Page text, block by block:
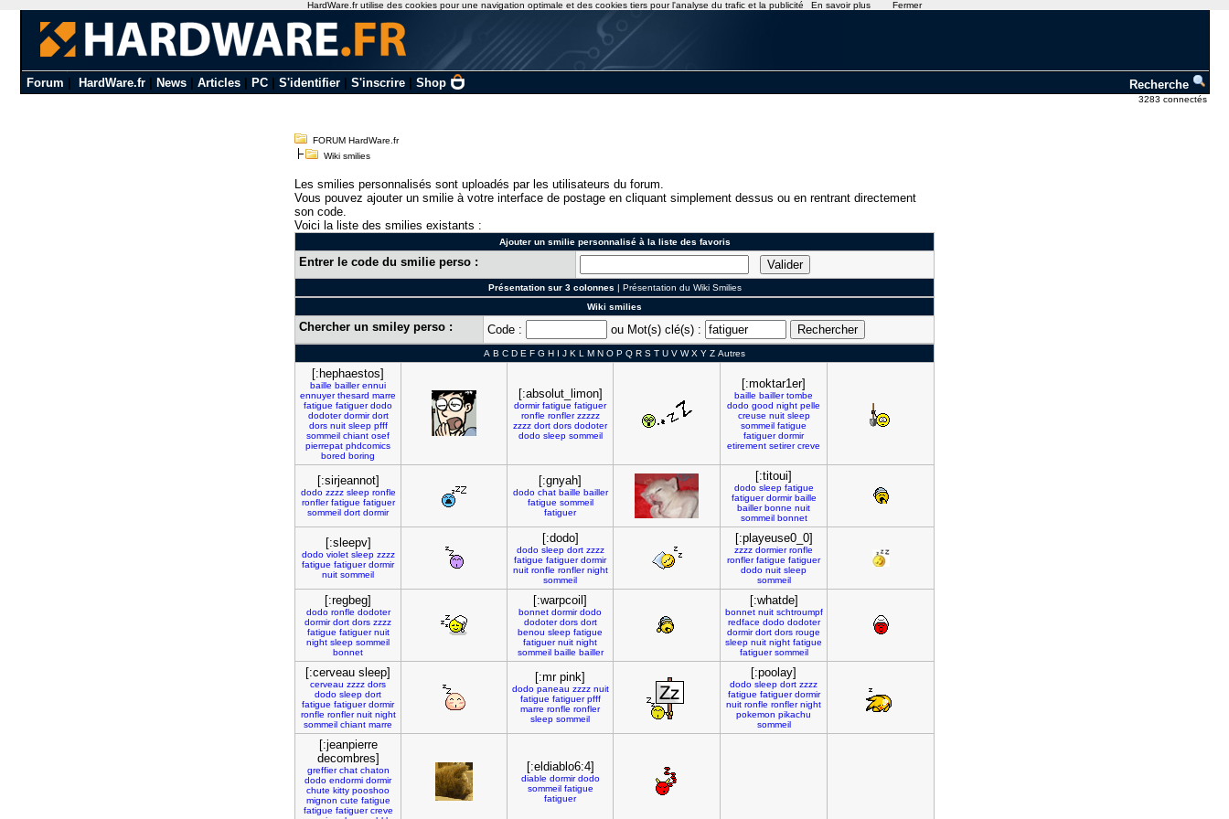
Forum HardWare.fr| News| Articles| PC| S'identifier| S'inscrire| Shop Recherche
3283 connectés
FORUM HardWare.fr
Wiki smilies
Les smilies personnalisés sont uploadés par les utilisateurs du forum.
Vous pouvez ajouter un smilie à votre interface de postage en cliquant simplement dessus ou en rentrant directement
son code.
Voici la liste des smilies existants :
Ajouter un smilie personnalisé à la liste des favoris
Entrer le code du smilie perso :
Présentation sur 3 colonnes | Présentation du Wiki Smilies
Wiki smilies
Chercher un smiley perso : Code : ou Mot(s) clé(s) :
A B C D E F G H I J K L M N O P Q R S T U V W X Y Z Autres
[:hephaestos]
baille bailler ennui
ennuyer thesard marre
fatigue fatiguer dodo
dodoter dormir dort
dors nuit sleep pfff
sommeil chiant osef
pierrepat phdcomics
bored boring
[:absolut_limon]
dormir fatigue fatiguer
ronfle ronfler zzzzz
zzzz dort dors dodoter
dodo sleep sommeil
[:moktar1er]
baille bailler tombe
dodo good night pelle
creuse nuit sleep
sommeil fatigue
fatiguer dormir
etirement setirer creve
[:sirjeannot]
dodo zzzz sleep ronfle
ronfler fatigue fatiguer
sommeil dort dormir
[:gnyah]
dodo chat baille bailler
fatigue sommeil
fatiguer
[:titoui]
dodo sleep fatigue
fatiguer dormir baille
bailler bonne nuit
sommeil bonnet
[:sleepv]
dodo violet sleep zzzz
fatigue fatiguer dormir
nuit sommeil
[:dodo]
dodo sleep dort zzzz
fatigue fatiguer dormir
nuit ronfle ronfler night
sommeil
[:playeuse0_0]
zzzz dormier ronfle
ronfler fatigue fatiguer
dodo nuit sleep
sommeil
[:regbeg]
dodo ronfle dodoter
dormir dort dors zzzz
fatigue fatiguer nuit
night sleep sommeil
bonnet
[:warpcoil]
bonnet dormir dodo
dodoter dors dort
benou sleep fatigue
fatiguer nuit night
sommeil baille bailler
[:whatde]
bonnet nuit schtroumpf
redface dodo dodoter
dormir dort dors rouge
sleep nuit night fatigue
fatiguer sommeil
[:cerveau sleep]
cerveau zzzz dors
dodo sleep dort
fatigue fatiguer dormir
ronfle ronfler nuit night
sommeil chiant marre
[:mr pink]
dodo paneau zzzz nuit
fatigue fatiguer pfff
marre ronfle ronfler
sleep sommeil
[:poolay]
dodo sleep dort zzzz
fatigue fatiguer dormir
nuit ronfle ronfler night
pokemon pikachu
sommeil
[:jeanpierre
decombres]
greffier chat chaton
dodo endormi dormir
chute kitty pooshoo
mignon cute fatigue
fatigue fatiguer creve
[:eldiablo6:4]
diable dormir dodo
sommeil fatigue
fatiguer
HardWare.fr utilise des cookies pour une navigation optimale et des cookies tiers pour l'analyse du trafic et la publicité En savoir plus Fermer